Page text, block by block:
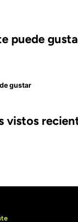
puede
gustar
vistos